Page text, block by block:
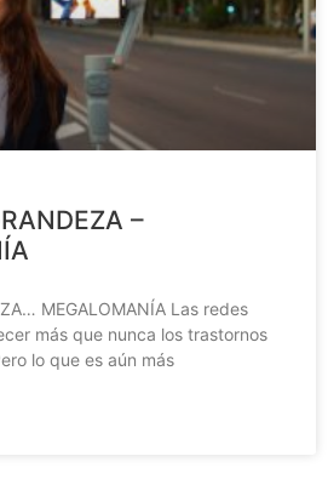
–
MEGALOMANÍA Las redes
más que nunca los trastornos
lo que es aún más